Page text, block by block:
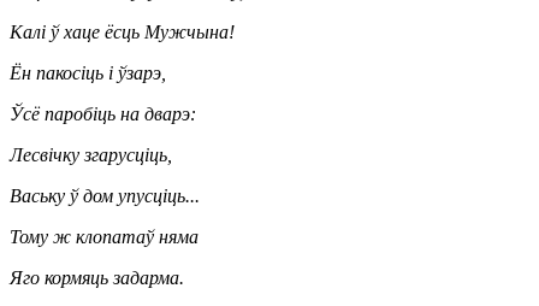
Калі ў хаце ёсць Мужчына!
Ён пакосіць і ўзарэ,
Ўсё паробіць на дварэ:
Лесвічку згарусціць,
Ваську ў дом упусціць...
Тому ж клопатаў няма
Яго кормяць задарма.